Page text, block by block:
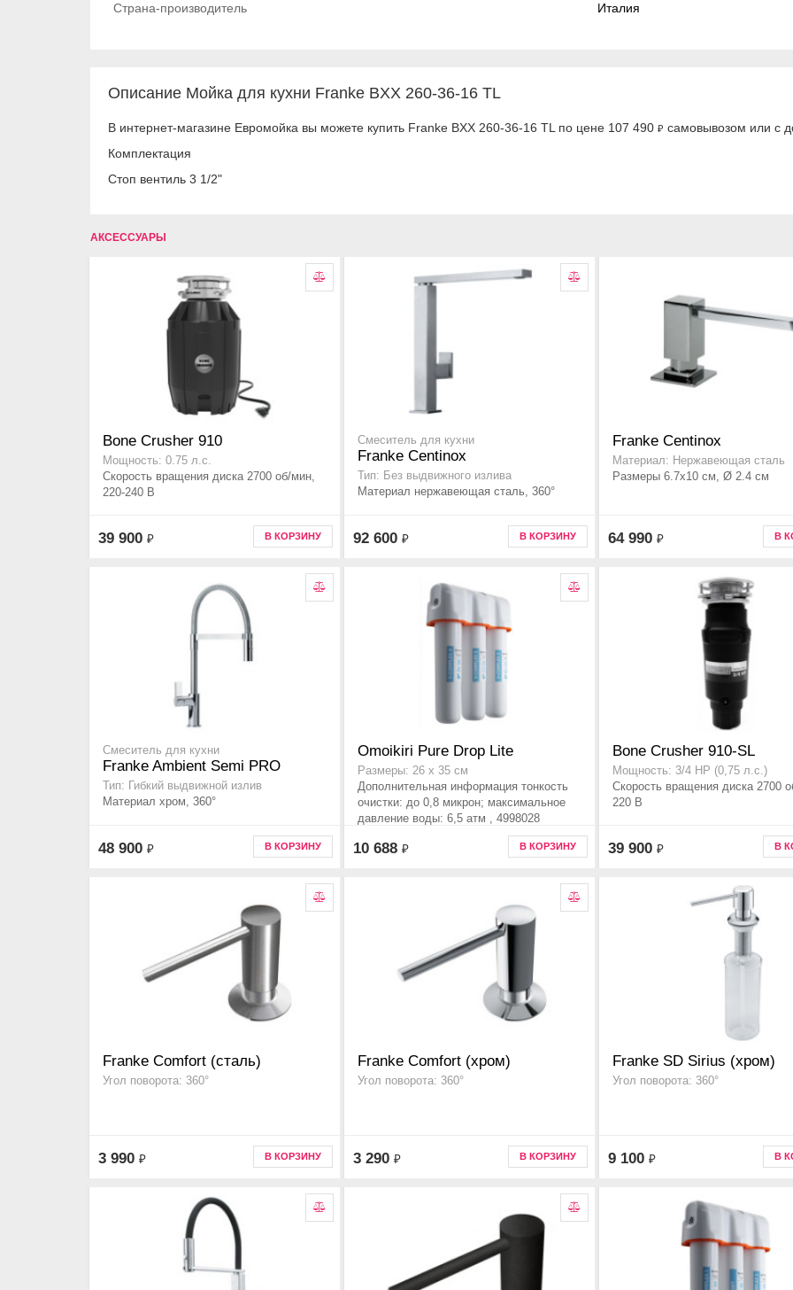
Страна-производитель
Италия
Описание Мойка для кухни Franke BXX 260-36-16 TL
В интернет-магазине Евромойка вы можете купить Franke BXX 260-36-16 TL по цене 107 490 ₽ самовывозом или с
Комплектация
Стоп вентиль 3 1/2"
АКСЕССУАРЫ
Bone Crusher 910
Мощность: 0.75 л.с.
Скорость вращения диска 2700 об/мин,
220-240 В
39 900 ₽ В КОРЗИНУ
Смеситель для кухни
Franke Centinox
Тип: Без выдвижного излива
Материал нержавеющая сталь, 360°
92 600 ₽ В КОРЗИНУ
Franke Centinox
Материал: Нержавеющая сталь
Размеры 6.7x10 см, Ø 2.4 см
64 990 ₽ В
Смеситель для кухни
Franke Ambient Semi PRO
Тип: Гибкий выдвижной излив
Материал хром, 360°
48 900 ₽ В КОРЗИНУ
Omoikiri Pure Drop Lite
Размеры: 26 x 35 см
Дополнительная информация тонкость
очистки: до 0,8 микрон; максимальное
давление воды: 6,5 атм , 4998028
10 688 ₽ В КОРЗИНУ
Bone Crusher 910-SL
Мощность: 3/4 HP (0,75 л.с.)
Скорость вращения диска 2700
220 В
39 900 ₽ В
Franke Comfort (сталь)
Угол поворота: 360°
3 990 ₽ В КОРЗИНУ
Franke Comfort (хром)
Угол поворота: 360°
3 290 ₽ В КОРЗИНУ
Franke SD Sirius (хром)
Угол поворота: 360°
9 100 ₽ В